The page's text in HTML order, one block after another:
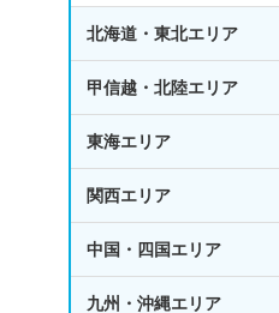
北海道・東北エリア
甲信越・北陸エリア
東海エリア
関西エリア
中国・四国エリア
九州・沖縄エリア